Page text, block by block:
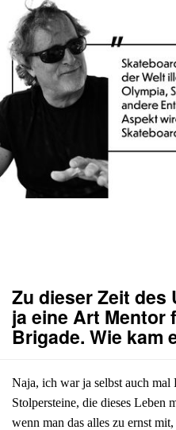
Zu dieser Zeit
ja eine Art Mentor
Brigade. Wie kam
Naja, ich war ja selbst auch mal
Stolpersteine, die dieses Leben
wenn man das alles zu ernst